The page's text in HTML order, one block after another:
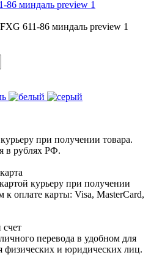
при получении товара.
в рублях РФ.
курьеру при получении
оплате карты: Visa, MasterCard,
счет
перевода в удобном для
физических и юридических лиц.